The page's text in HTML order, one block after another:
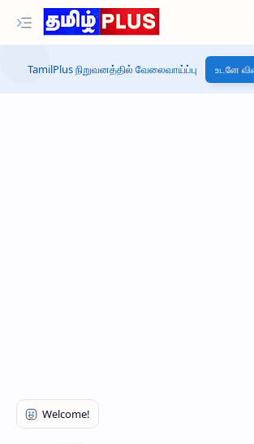
TamilPlus நிறுவனத்தில் வேலைவாய்ப்பு உடனே